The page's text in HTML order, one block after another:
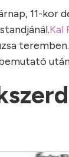
11-kor
Kal